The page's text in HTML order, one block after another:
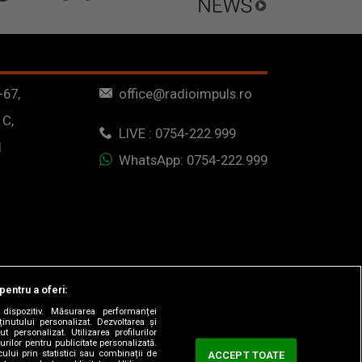
office@radioimpuls.ro
LIVE : 0754-222.999
WhatsApp: 0754-222.999
a oferi:
Măsurarea performanței
personalizat. Dezvoltarea și
personalizat. Utilizarea profilurilor
pentru publicitate personalizată.
prin statistici sau combinații de
ACCEPT TOATE